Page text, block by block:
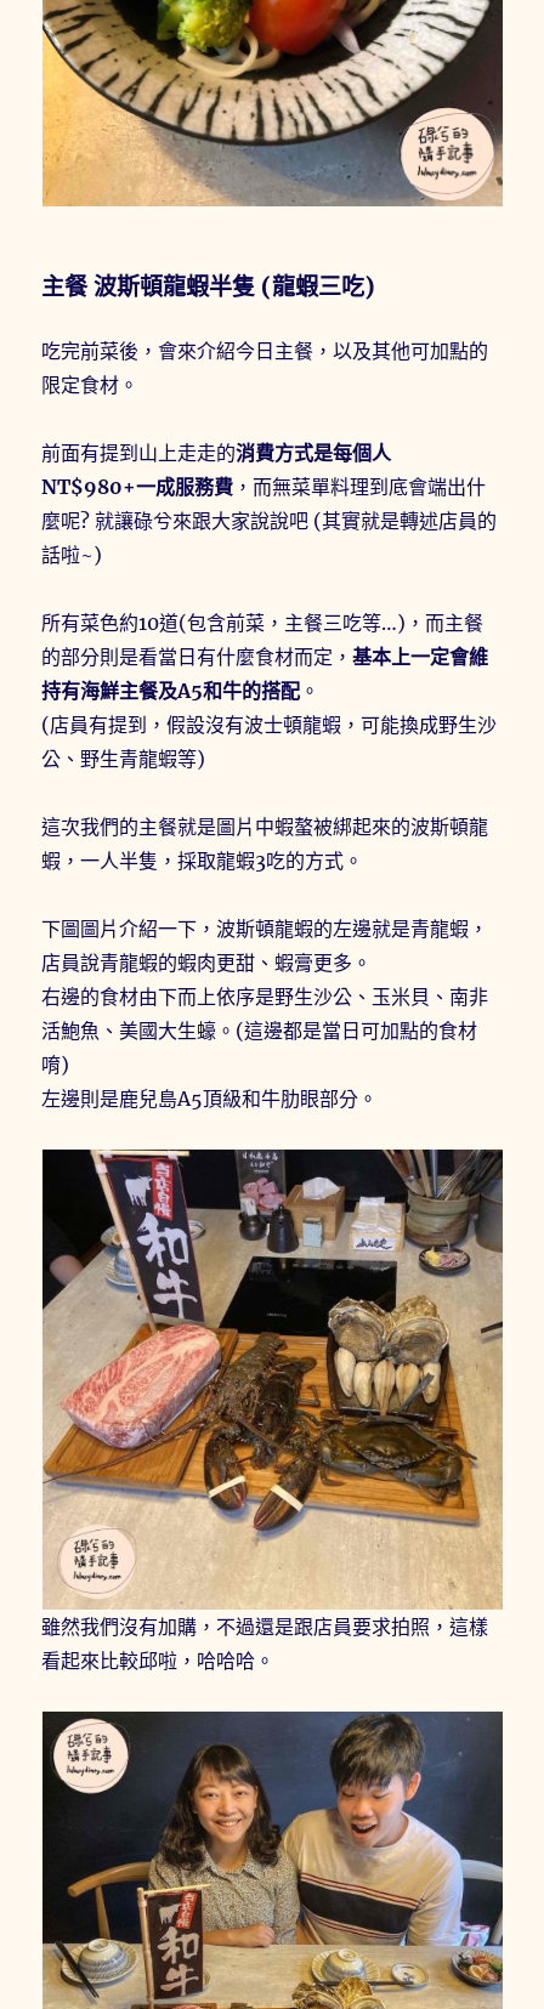
主餐 波斯頓龍蝦半隻 (龍蝦三吃)
吃完前菜後，會來介紹今日主餐，以及其他可加點的
限定食材。
前面有提到山上走走的消費方式是每個人
NT$980+一成服務費 ，而無菜單料理到底會端出什
麼呢? 就讓碌兮來跟大家說說吧 (其實就是轉述店員的
話啦~)
所有菜色約10道(包含前菜，主餐三吃等…)，而主餐
的部分則是看當日有什麼食材而定，基本上一定會維
持有海鮮主餐及A5和牛的搭配 。
(店員有提到，假設沒有波士頓龍蝦，可能換成野生沙
公、野生青龍蝦等)
這次我們的主餐就是圖片中蝦螯被綁起來的波斯頓龍
蝦，一人半隻，採取龍蝦3吃的方式。
下圖圖片介紹一下，波斯頓龍蝦的左邊就是青龍蝦，
店員說青龍蝦的蝦肉更甜、蝦膏更多。
右邊的食材由下而上依序是野生沙公、玉米貝、南非
活鮑魚、美國大生蠔。(這邊都是當日可加點的食材
唷)
左邊則是鹿兒島A5頂級和牛肋眼部分。
雖然我們沒有加購，不過還是跟店員要求拍照，這樣
看起來比較邱啦，哈哈哈。